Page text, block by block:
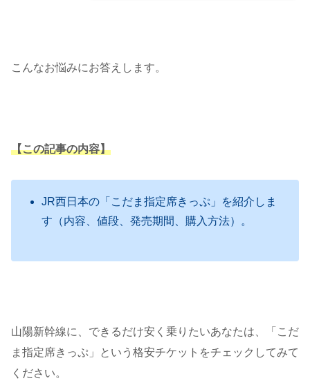
こんなお悩みにお答えします。
【この記事の内容】
JR西日本の「こだま指定席きっぷ」を紹介しま
す（内容、値段、発売期間、購入方法）。
山陽新幹線に、できるだけ安く乗りたいあなたは、「こだ
ま指定席きっぷ」という格安チケットをチェックしてみて
ください。